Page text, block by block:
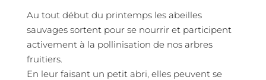
Au tout début du printemps les abeilles
sauvages sortent pour se nourrir et participent
activement à la pollinisation de nos arbres
fruitiers.
En leur faisant un petit abri, elles peuvent se